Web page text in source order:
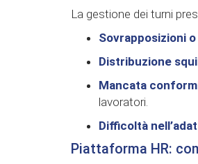
La gestione dei turni
Sovrapposizioni
Distribuzione
Mancata
lavoratori.
Difficoltà
Piattaforma HR: